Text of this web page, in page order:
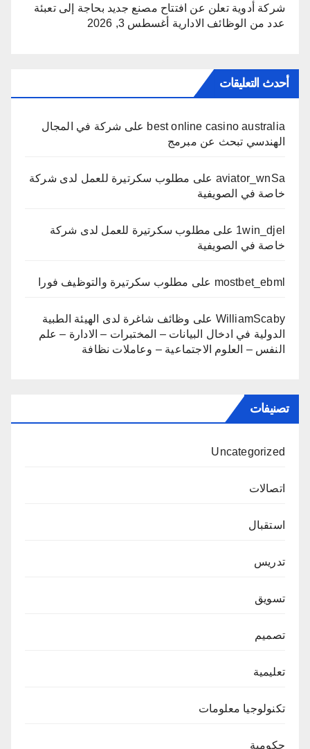
شركة أدوية تعلن عن افتتاح مصنع جديد بحاجة إلى تعبئة
عدد من الوظائف الادارية أغسطس 3, 2026
أحدث التعليقات
best online casino australia على شركة في المجال
الهندسي تبحث عن مبرمج
aviator_wnSa على مطلوب سكرتيرة للعمل لدى شركة
خاصة في الصويفية
1win_djel على مطلوب سكرتيرة للعمل لدى شركة
خاصة في الصويفية
mostbet_ebml على مطلوب سكرتيرة والتوظيف فورا
WilliamScaby على وظائف شاغرة لدى الهيئة الطبية
الدولية في ادخال البيانات – المختبرات – الادارة – علم
النفس – العلوم الاجتماعية – وعاملات نظافة
تصنيفات
Uncategorized
اتصالات
استقبال
تدريس
تسويق
تصميم
تعليمية
تكنولوجيا معلومات
حكومية